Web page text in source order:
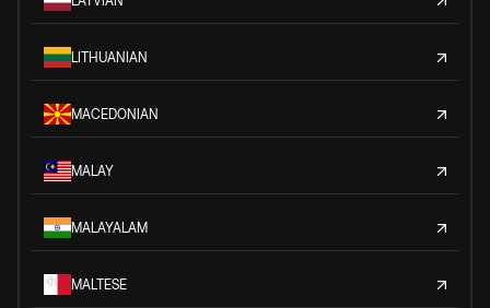
LITHUANIAN
MACEDONIAN
MALAY
MALAYALAM
MALTESE